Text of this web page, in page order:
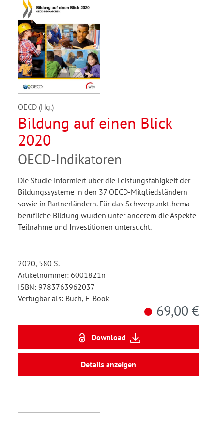
OECD (Hg.)
Bildung auf einen Blick
2020
OECD-Indikatoren
Die Studie informiert über die Leistungsfähigkeit der
Bildungssysteme in den 37 OECD-Mitgliedsländern
sowie in Partnerländern. Für das Schwerpunktthema
berufliche Bildung wurden unter anderem die Aspekte
Teilnahme und Investitionen untersucht.
2020, 580 S.
Artikelnummer: 6001821n
ISBN: 9783763962037
Verfügbar als: Buch, E-Book
69,00 €
Download
Details anzeigen